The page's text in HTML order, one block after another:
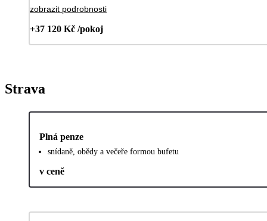
zobrazit podrobnosti
+37 120 Kč /pokoj
Strava
Plná penze
snídaně, obědy a večeře formou bufetu
v ceně